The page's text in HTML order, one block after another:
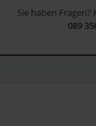
Sie haben
089